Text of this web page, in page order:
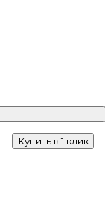
Купить в 1 клик